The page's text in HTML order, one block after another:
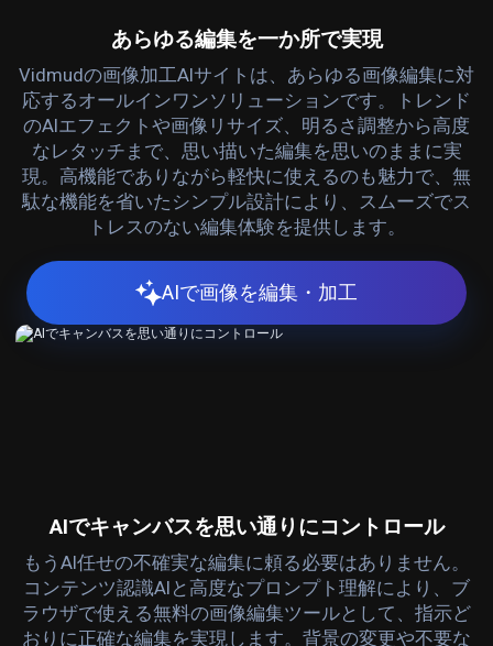
あらゆる編集を一か所で実現
Vidmudの画像加工AIサイトは、あらゆる画像編集に対
応するオールインワンソリューションです。トレンド
のAIエフェクトや画像リサイズ、明るさ調整から高度
なレタッチまで、思い描いた編集を思いのままに実
現。高機能でありながら軽快に使えるのも魅力で、無
駄な機能を省いたシンプル設計により、スムーズでス
トレスのない編集体験を提供します。
AIで画像を編集・加工
AIでキャンバスを思い通りにコントロール
もうAI任せの不確実な編集に頼る必要はありません。
コンテンツ認識AIと高度なプロンプト理解により、ブ
ラウザで使える無料の画像編集ツールとして、指示ど
おりに正確な編集を実現します。背景の変更や不要な